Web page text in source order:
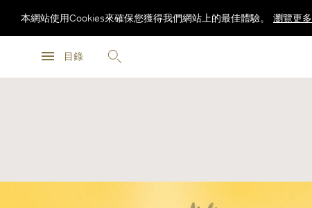
目錄
本網站使用Cookies來確保您獲得我們網站上的最佳體驗。 瀏覽更多